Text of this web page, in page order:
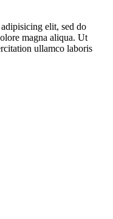
elit, sed do
magna aliqua. Ut
ullamco laboris